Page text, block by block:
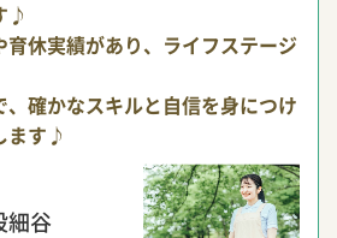
♪
休実績があり、ライフステージ
確かなスキルと自信を身につけ
ます♪
細谷